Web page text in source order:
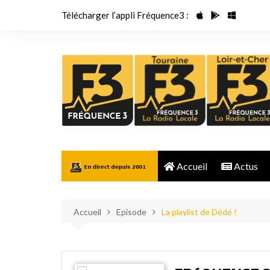
Télécharger l’appli Fréquence3 :
Accueil Actus
Accueil Episode La playlist de Dédé !